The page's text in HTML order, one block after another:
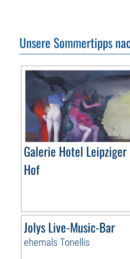
Unsere Sommertipps
Galerie Hotel Leipziger
Hof
Jolys Live-Music-Bar
ehemals Tonellis